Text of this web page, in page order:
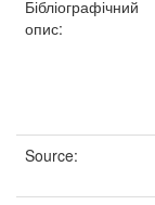
Бібліографічний
опис:
Source: